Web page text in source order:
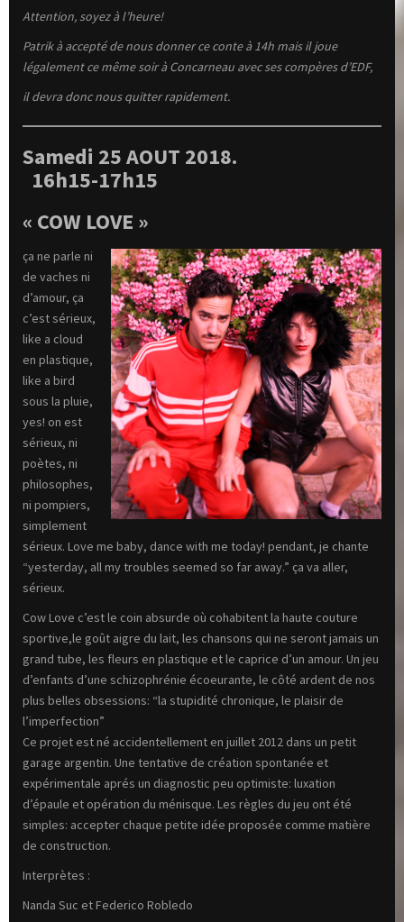
Attention, soyez à l’heure!
Patrik à accepté de nous donner ce conte à 14h mais il joue
légalement ce même soir à Concarneau avec ses compères d’EDF,
il devra donc nous quitter rapidement.
Samedi 25 AOUT 2018.
16h15-17h15
« COW LOVE »
ça ne parle ni
de vaches ni
d’amour, ça
c’est sérieux,
like a cloud
en plastique,
like a bird
sous la pluie,
yes! on est
sérieux, ni
poètes, ni
philosophes,
ni pompiers,
simplement
sérieux. Love me baby, dance with me today! pendant, je chante
“yesterday, all my troubles seemed so far away.” ça va aller,
sérieux.
Cow Love c’est le coin absurde où cohabitent la haute couture
sportive,le goût aigre du lait, les chansons qui ne seront jamais un
grand tube, les fleurs en plastique et le caprice d’un amour. Un jeu
d’enfants d’une schizophrénie écoeurante, le côté ardent de nos
plus belles obsessions: “la stupidité chronique, le plaisir de
l’imperfection”
Ce projet est né accidentellement en juillet 2012 dans un petit
garage argentin. Une tentative de création spontanée et
expérimentale aprés un diagnostic peu optimiste: luxation
d’épaule et opération du ménisque. Les règles du jeu ont été
simples: accepter chaque petite idée proposée comme matière
de construction.
Interprètes :
Nanda Suc et Federico Robledo